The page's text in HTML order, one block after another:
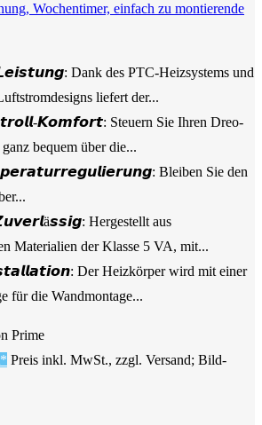
Wochentimer, einfach zu montierende
Dank des PTC-Heizsystems und
liefert der...
𝙆𝙤𝙢𝙛𝙤𝙧𝙩: Steuern Sie Ihren Dreo-
bequem über die...
Bleiben Sie den
Hergestellt aus
Materialien der Klasse 5 VA, mit...
Der Heizkörper wird mit einer
für die Wandmontage...
Preis inkl. MwSt., zzgl. Versand; Bild-